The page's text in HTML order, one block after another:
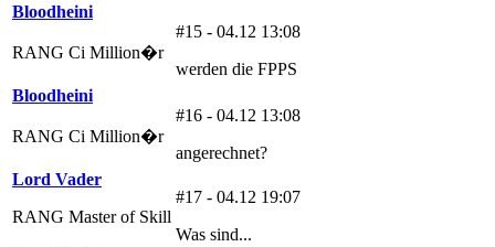
Bloodheini
RANG Ci Million�r
#15 - 04.12 13:08
werden die FPPS
Bloodheini
RANG Ci Million�r
#16 - 04.12 13:08
angerechnet?
Lord Vader
RANG Master of Skill
#17 - 04.12 19:07
Was sind...